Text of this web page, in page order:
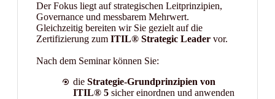
Der Fokus liegt auf strategischen Leitprinzipien,
Governance und messbarem Mehrwert.
Gleichzeitig bereiten wir Sie gezielt auf die
Zertifizierung zum ITIL® Strategic Leader vor.
Nach dem Seminar können Sie:
die Strategie-Grundprinzipien von
ITIL® 5 sicher einordnen und anwenden